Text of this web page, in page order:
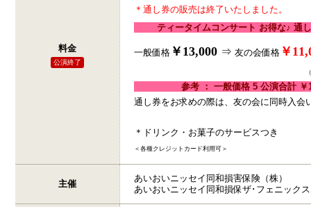
料金
公演終了
＊通し券の販売は終了いたしました。
ティータイムコンサート お得な♪ 通
一般価格 ￥ 13,000 ⇒ 友の会価格 ￥
参考 ： 一般価格 5 公演合計
通し券をお求めの際は、友の会に同時入会
＊ドリンク・お菓子のサービスつき
＜各種クレジットカード利用可＞
主催
あいおいニッセイ同和損害保険（株）
あいおいニッセイ同和損保ザ･フェニック